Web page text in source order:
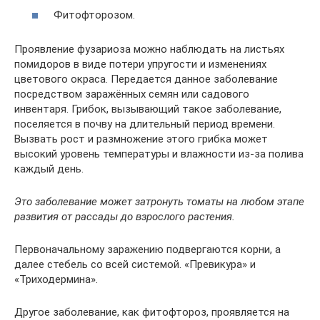
Фитофторозом.
Проявление фузариоза можно наблюдать на листьях
помидоров в виде потери упругости и изменениях
цветового окраса. Передается данное заболевание
посредством заражённых семян или садового
инвентаря. Грибок, вызывающий такое заболевание,
поселяется в почву на длительный период времени.
Вызвать рост и размножение этого грибка может
высокий уровень температуры и влажности из-за полива
каждый день.
Это заболевание может затронуть томаты на любом этапе
развития от рассады до взрослого растения.
Первоначальному заражению подвергаются корни, а
далее стебель со всей системой. «Превикура» и
«Триходермина».
Другое заболевание, как фитофтороз, проявляется на